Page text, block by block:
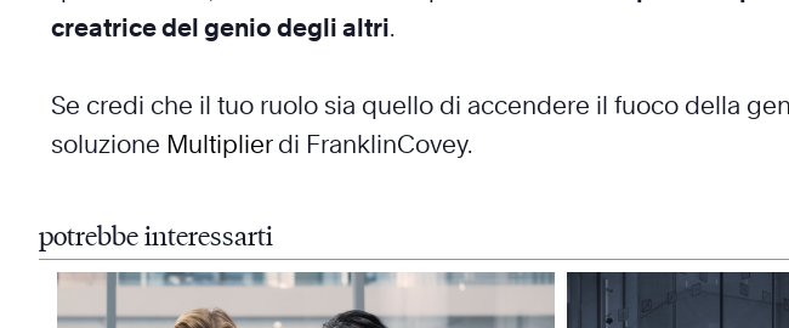
creatrice del genio degli altri.
Se credi che il tuo ruolo sia quello di accendere il fuoco della
soluzione Multiplierdi FranklinCovey.
potrebbe interessarti